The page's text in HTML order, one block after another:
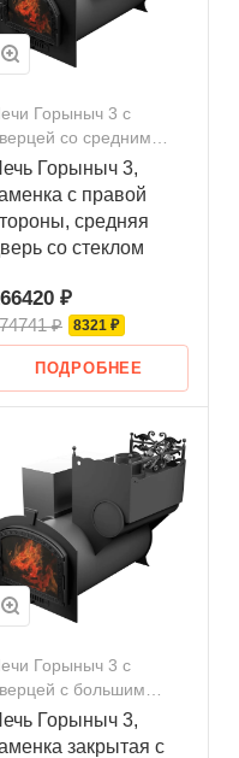
Горыныч 3 с
со средним
Горыныч 3,
с правой
средняя
со стеклом
₽
₽ 8321 ₽
ПОДРОБНЕЕ
Горыныч 3 с
с большим
Горыныч 3,
закрытая с